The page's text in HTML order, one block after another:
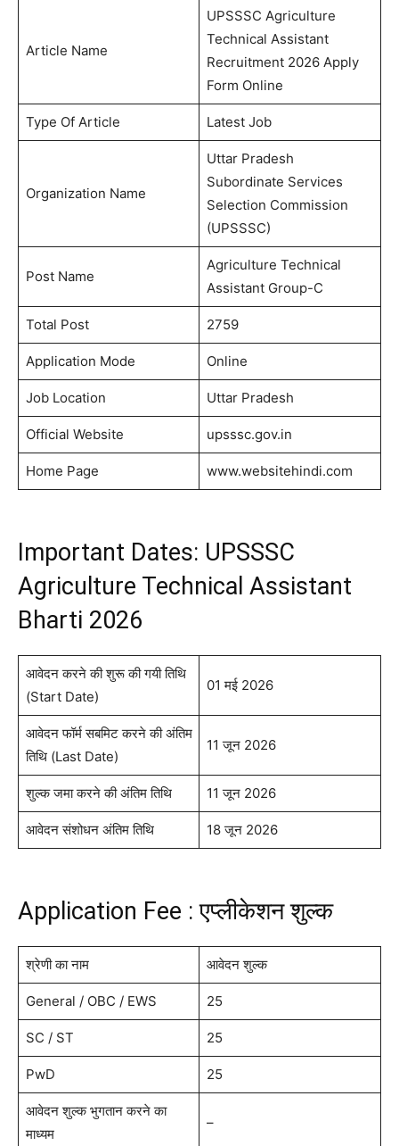
Article Name
UPSSSC Agriculture
Technical Assistant
Recruitment 2026 Apply
Form Online
Type Of Article Latest Job
Organization Name
Uttar Pradesh
Subordinate Services
Selection Commission
(UPSSSC)
Post Name
Agriculture Technical
Assistant Group-C
Total Post 2759
Application Mode Online
Job Location Uttar Pradesh
Official Website upsssc.gov.in
Home Page www.websitehindi.com
Important Dates: UPSSSC
Agriculture Technical Assistant
Bharti 2026
आवेदन करने की शुरू की गयी तिथि
(Start Date)
01 मई 2026
आवेदन फॉर्म सबमिट करने की अंतिम
तिथि (Last Date)
11 जून 2026
शुल्क जमा करने की अंतिम तिथि 11 जून 2026
आवेदन संशोधन अंतिम तिथि 18 जून 2026
Application Fee : एप्लीकेशन शुल्क
श्रेणी का नाम आवेदन शुल्क
General / OBC / EWS 25
SC / ST 25
PwD 25
आवेदन शुल्क भुगतान करने का
माध्यम
–